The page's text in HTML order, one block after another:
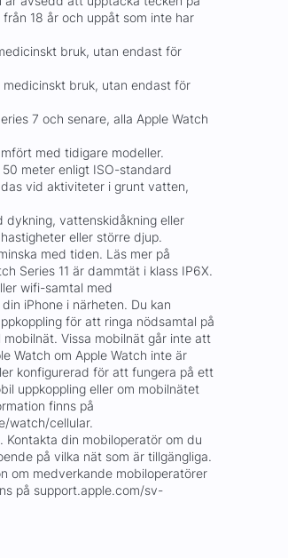
18 år och uppåt som inte har
bruk, utan endast för
bruk, utan endast för
7 och senare, alla Apple Watch
med tidigare modeller.
50 meter enligt ISO-standard
vid aktiviteter i grunt vatten,
dykning, vattenskidåkning eller
eller större djup.
med tiden. Läs mer på
Series 11 är dammtät i klass IP6X.
wifi-samtal med
iPhone i närheten. Du kan
för att ringa nödsamtal på
Vissa mobilnät går inte att
Watch om Apple Watch inte är
konfigurerad för att fungera på ett
uppkoppling eller om mobilnätet
finns på
watch/cellular.
Kontakta din mobiloperatör om du
på vilka nät som är tillgängliga.
om medverkande mobiloperatörer
på support.apple.com/sv-